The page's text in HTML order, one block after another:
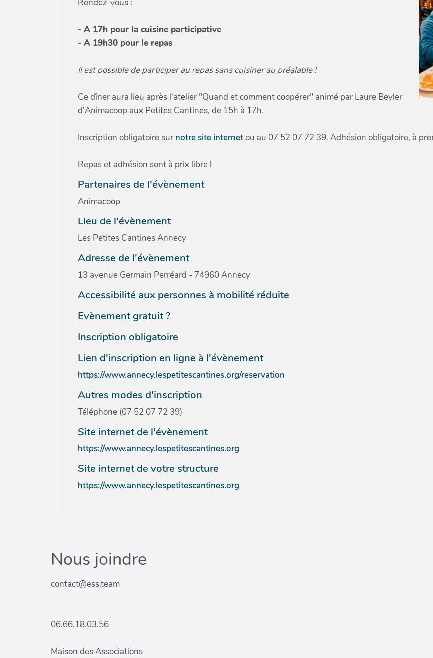
Rendez-vous :
- A 17h pour la cuisine participative
- A 19h30 pour le repas
Il est possible de participer au repas sans cuisiner au préalable !
Ce dîner aura lieu après l'atelier "Quand et comment coopérer" animé par Laure Beyler
d'Animacoop aux Petites Cantines, de 15h à 17h.
Inscription obligatoire sur notre site internetou au 07 52 07 72 39. Adhésion obligatoire, à
Repas et adhésion sont à prix libre !
Partenaires de l'évènement
Animacoop
Lieu de l'évènement
Les Petites Cantines Annecy
Adresse de l'évènement
13 avenue Germain Perréard - 74960 Annecy
Accessibilité aux personnes à mobilité réduite
Evènement gratuit ?
Inscription obligatoire
Lien d'inscription en ligne à l'évènement
https://www.annecy.lespetitescantines.org/reservation
Autres modes d'inscription
Téléphone (07 52 07 72 39)
Site internet de l'évènement
https://www.annecy.lespetitescantines.org
Site internet de votre structure
https://www.annecy.lespetitescantines.org
Nous joindre
contact@ess.team
06.66.18.03.56
Maison des Associations